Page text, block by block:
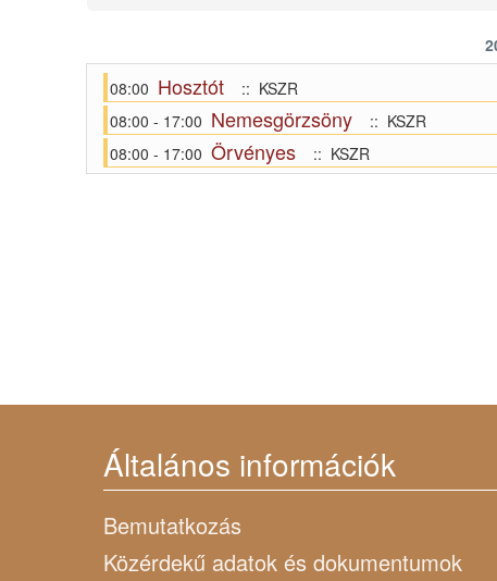
08:00 Hosztót
:: KSZR
08:00 - 17:00 Nemesgörzsöny
:: KSZR
08:00 - 17:00 Örvényes :: KSZR
Általános információk
Bemutatkozás
Közérdekű adatok és dokumentumok